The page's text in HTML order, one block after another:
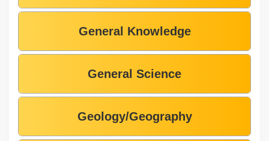
General Knowledge
General Science
Geology/Geography